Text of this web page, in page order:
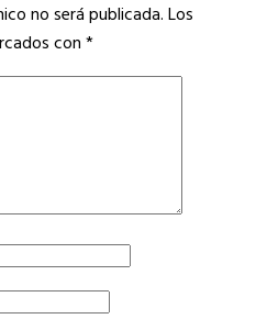
no será publicada.Los
con*